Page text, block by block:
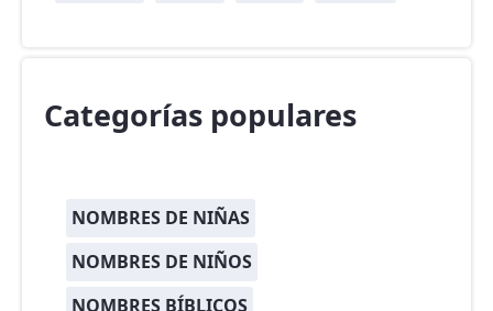
Categorías populares
NOMBRES DE NIÑAS
NOMBRES DE NIÑOS
NOMBRES BÍBLICOS